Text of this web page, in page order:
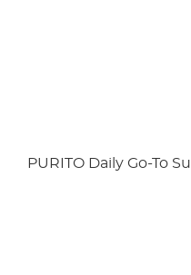
PURITO Daily Go-To